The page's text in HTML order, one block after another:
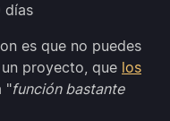
días
es que no puedes
proyecto, que los
"función bastante